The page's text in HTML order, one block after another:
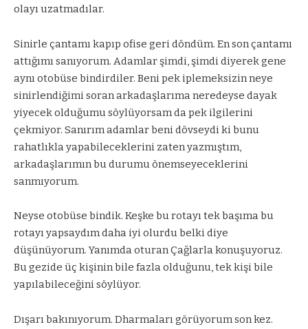
olayı uzatmadılar.
Sinirle çantamı kapıp ofise geri döndüm. En son çantamı
attığımı sanıyorum. Adamlar şimdi, şimdi diyerek gene
aynı otobüse bindirdiler. Beni pek iplemeksizin neye
sinirlendiğimi soran arkadaşlarıma neredeyse dayak
yiyecek olduğumu söylüyorsam da pek ilgilerini
çekmiyor. Sanırım adamlar beni dövseydi ki bunu
rahatlıkla yapabileceklerini zaten yazmıştım,
arkadaşlarımın bu durumu önemseyeceklerini
sanmıyorum.
Neyse otobüse bindik. Keşke bu rotayı tek başıma bu
rotayı yapsaydım daha iyi olurdu belki diye
düşünüyorum. Yanımda oturan Çağlarla konuşuyoruz.
Bu gezide üç kişinin bile fazla olduğunu, tek kişi bile
yapılabileceğini söylüyor.
Dışarı bakınıyorum. Dharmaları görüyorum son kez.